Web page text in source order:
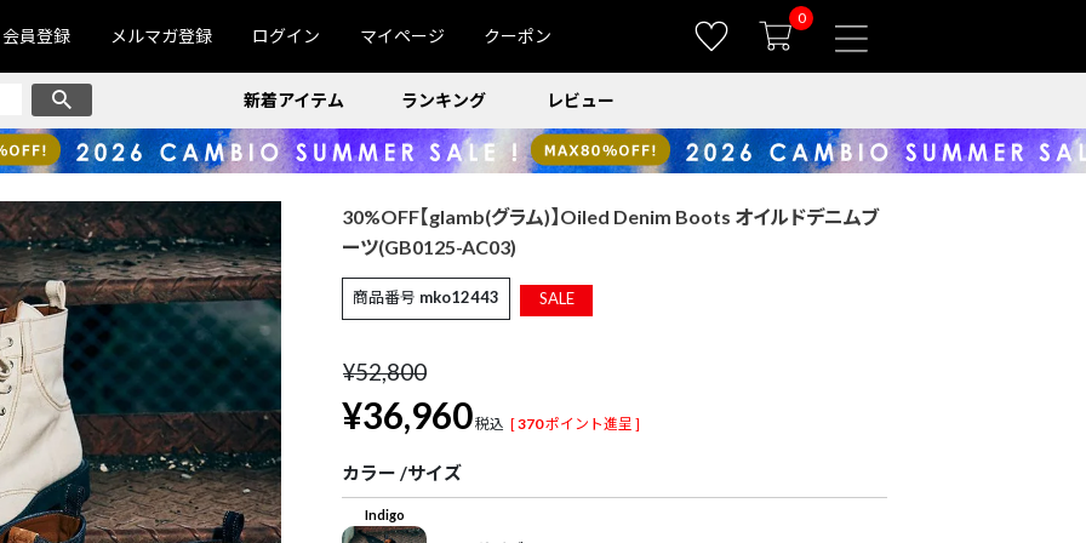
会員登録 メルマガ登録 ログイン マイページ クーポン
0
新着アイテム ランキング レビュー
30%OFF【glamb(グラム)】Oiled Denim Boots オイルドデニムブ
ーツ(GB0125-AC03)
商品番号 mko12443 SALE
¥52,800
¥36,960税込 [370ポイント進呈 ]
カラー サイズ
Indigo